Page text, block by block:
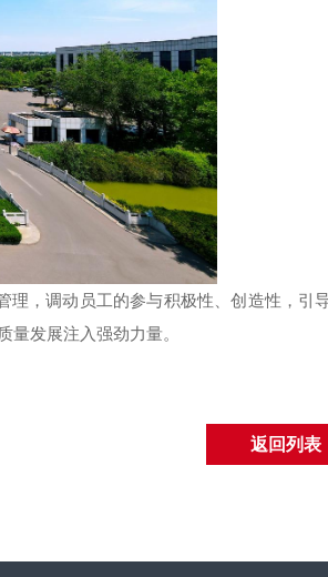
理，调动员工的参与积极性、创造性，引
发展注入强劲力量。
返回列表